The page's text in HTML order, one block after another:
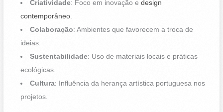
Criatividade: Foco em inovação e design
contemporâneo
Colaboração: Ambientes que favorecem a troca de
ideias.
Sustentabilidade: Uso de materiais locais e práticas
ecológicas.
Cultura: Influência da herança artística portuguesa nos
projetos.